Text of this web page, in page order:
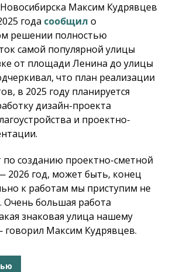
Максим Кудрявцев
года сообщил о
решении полностью
самой популярной улицы
от площади Ленина до улицы
что план реализации
в 2025 году планируется
дизайн-проекта
и проектно-
созданию проектно-сметной
2026 год, может быть, конец
к работам мы приступим не
Очень большая работа
знаковая улица нашему
говорил Максим Кудрявцев.